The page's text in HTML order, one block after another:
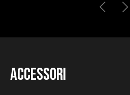
Accessori